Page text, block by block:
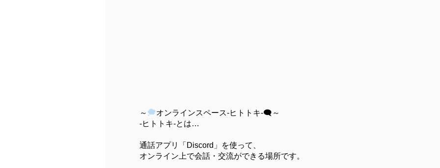
～
オンラインスペース-ヒトトキ-🗨～
-ヒトトキ-とは…
通話アプリ「Discord」を使って、
オンライン上で会話・交流ができる場所です。